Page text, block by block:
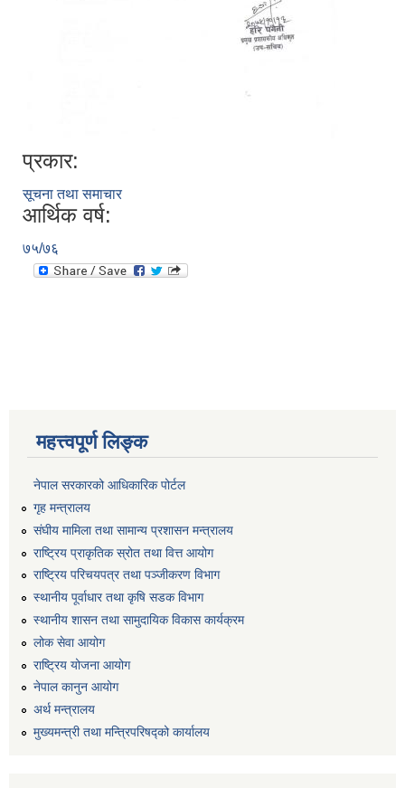
प्रकार:
सूचना तथा समाचार
आर्थिक वर्ष:
७५/७६
महत्त्वपूर्ण लिङ्क
नेपाल सरकारको आधिकारिक पोर्टल
गृह मन्त्रालय
संघीय मामिला तथा सामान्य प्रशासन मन्त्रालय
राष्ट्रिय प्राकृतिक स्रोत तथा वित्त आयोग
राष्ट्रिय परिचयपत्र तथा पञ्जीकरण विभाग
स्थानीय पूर्वाधार तथा कृषि सडक विभाग
स्थानीय शासन तथा सामुदायिक विकास कार्यक्रम
लोक सेवा आयोग
राष्ट्रिय योजना आयोग
नेपाल कानुन आयोग
अर्थ मन्त्रालय
मुख्यमन्त्री तथा मन्त्रिपरिषद्को कार्यालय